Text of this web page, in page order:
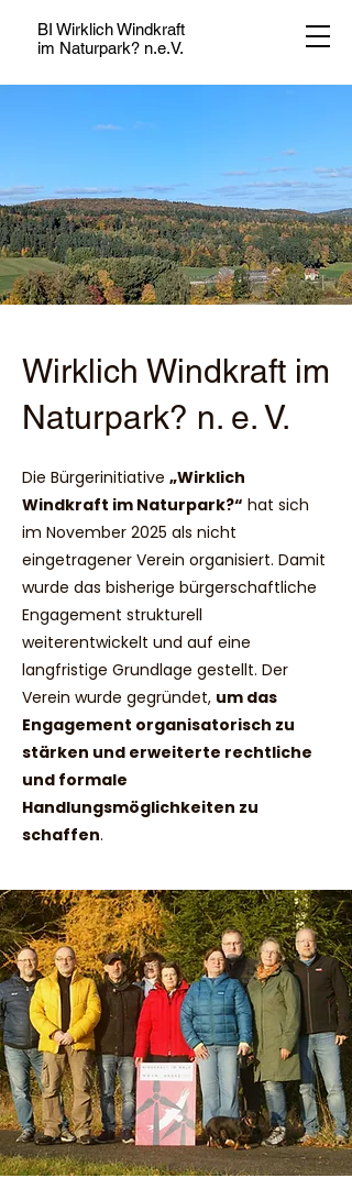
BI Wirklich Windkraft
im Naturpark? n.e.V.
Wirklich Windkraft im
Naturpark? n. e. V.
Die Bürgerinitiative „Wirklich
Windkraft im Naturpark?“ hat sich
im November 2025 als nicht
eingetragener Verein organisiert. Damit
wurde das bisherige bürgerschaftliche
Engagement strukturell
weiterentwickelt und auf eine
langfristige Grundlage gestellt. Der
Verein wurde gegründet, um das
Engagement organisatorisch zu
stärken und erweiterte rechtliche
und formale
Handlungsmöglichkeiten zu
schaffen.